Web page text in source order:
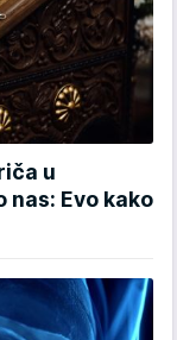
u
nas: Evo kako